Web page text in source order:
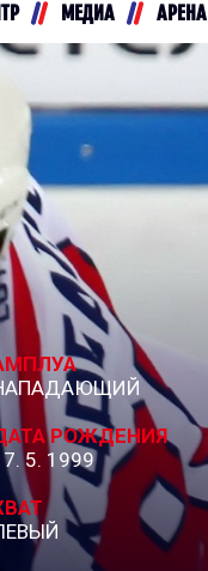
МЕДИА АРЕНА
РОЖДЕНИЯ
5. 1999